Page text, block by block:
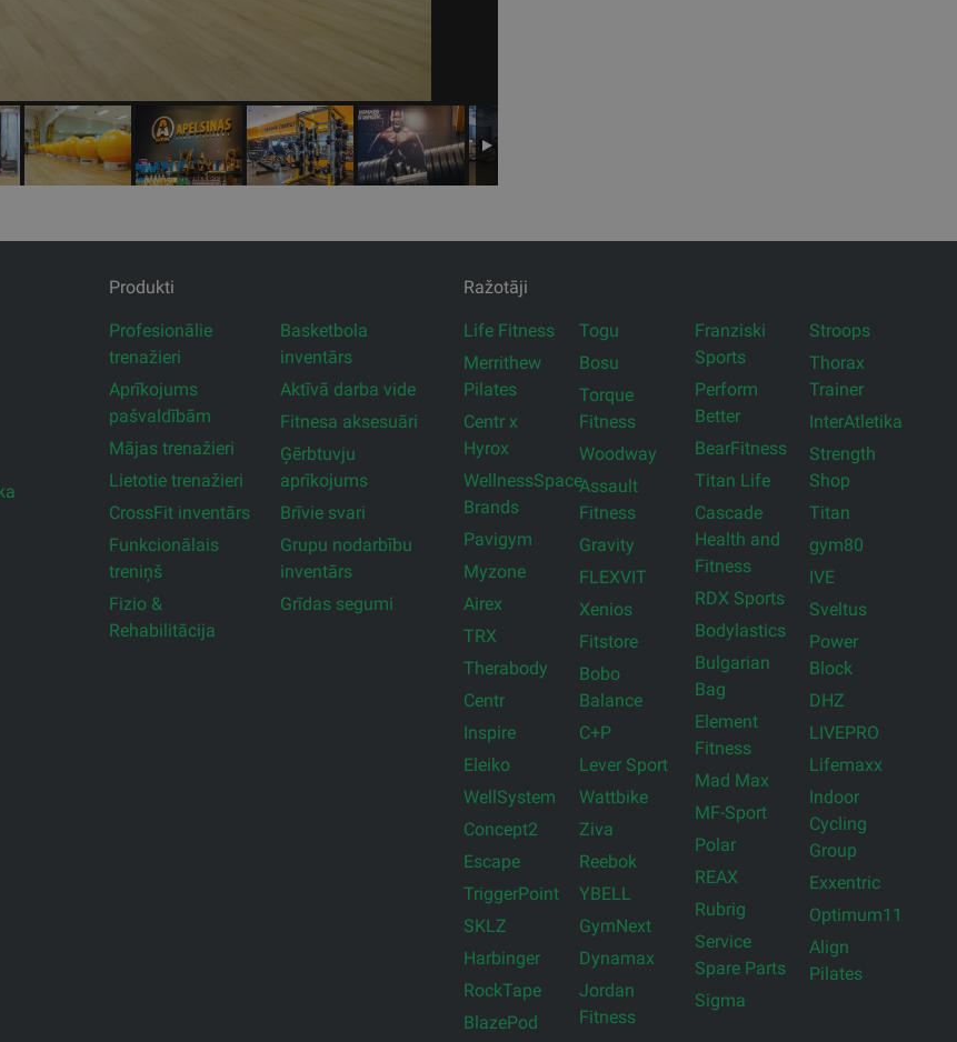
Produkti
Profesionālie
trenažieri
Aprīkojums
pašvaldībām
Mājas trenažieri
Lietotie trenažieri
CrossFit inventārs
Funkcionālais
treniņš
Fizio &
Rehabilitācija
Basketbola
inventārs
Aktīvā darba vide
Fitnesa aksesuāri
Ģērbtuvju
aprīkojums
Brīvie svari
Grupu nodarbību
inventārs
Grīdas segumi
Ražotāji
Life Fitness
Merrithew
Pilates
Centr x
Hyrox
WellnessSpace
Brands
Pavigym
Myzone
Airex
TRX
Therabody
Centr
Inspire
Eleiko
WellSystem
Concept2
Escape
TriggerPoint
SKLZ
Harbinger
RockTape
BlazePod
Togu
Bosu
Torque
Fitness
Woodway
Assault
Fitness
Gravity
FLEXVIT
Xenios
Fitstore
Bobo
Balance
C+P
Lever Sport
Wattbike
Ziva
Reebok
YBELL
GymNext
Dynamax
Jordan
Fitness
Franziski
Sports
Perform
Better
BearFitness
Titan Life
Cascade
Health and
Fitness
RDX Sports
Bodylastics
Bulgarian
Bag
Element
Fitness
Mad Max
MF-Sport
Polar
REAX
Rubrig
Service
Spare Parts
Sigma
Stroops
Thorax
Trainer
InterAtletika
Strength
Shop
Titan
gym80
IVE
Sveltus
Power
Block
DHZ
LIVEPRO
Lifemaxx
Indoor
Cycling
Group
Exxentric
Optimum11
Align
Pilates